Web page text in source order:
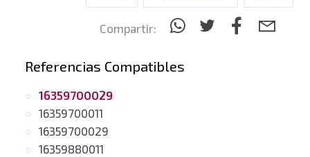
Compartir:
Referencias Compatibles
16359700029
16359700011
16359700029
16359880011